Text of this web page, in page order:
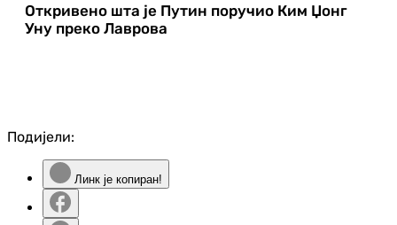
Откривено шта је Путин поручио Ким Џонг
Уну преко Лаврова
Подијели:
Линк је копиран!